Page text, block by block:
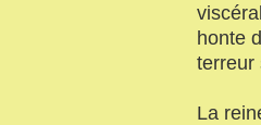
honte
terreur
La